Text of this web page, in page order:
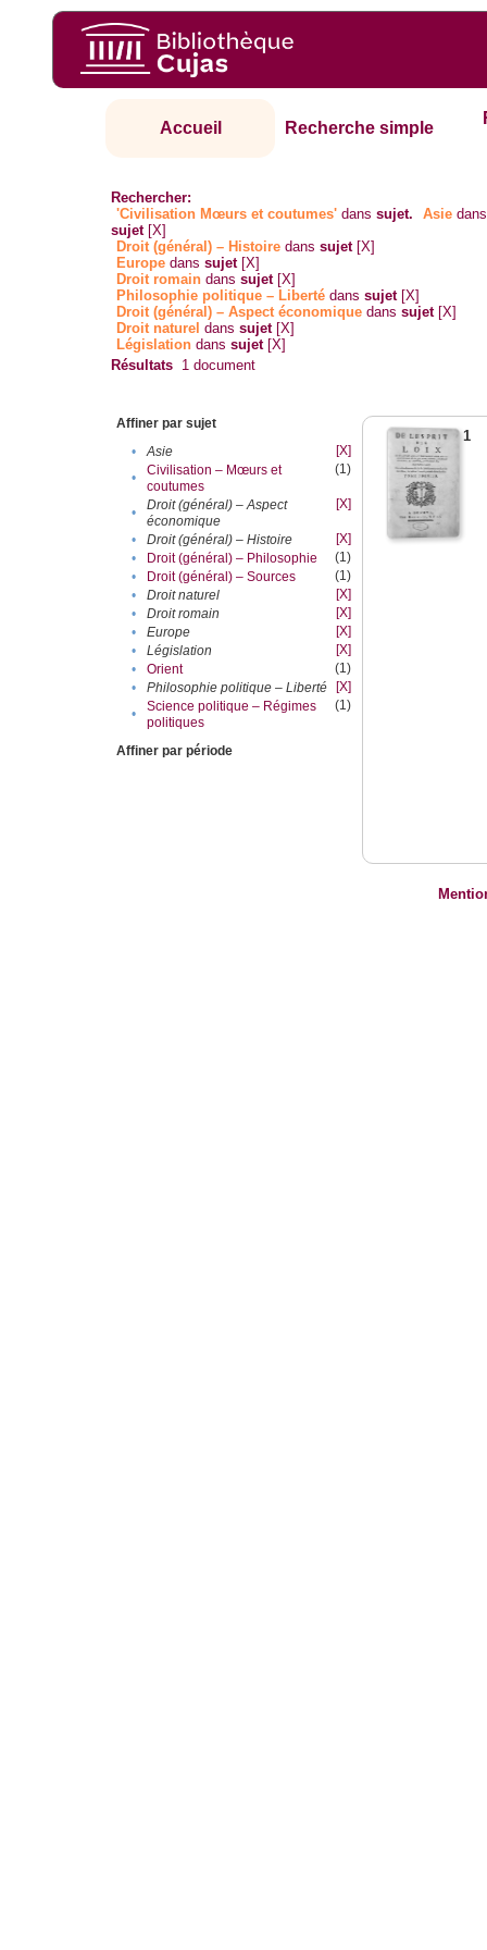
Accueil Recherche simple
Rechercher:
'Civilisation Mœurs et coutumes' danssujet. Asie dans
sujet [X]
Droit (général) – Histoire danssujet [X]
Europe danssujet [X]
Droit romain danssujet [X]
Philosophie politique – Liberté danssujet [X]
Droit (général) – Aspect économique danssujet [X]
Droit naturel danssujet [X]
Législation danssujet [X]
Résultats 1 document
Affiner par sujet
•
Asie
[X]
•
Civilisation – Mœurs et
coutumes
(1)
•
Droit (général) – Aspect
économique
[X]
• Droit (général) – Histoire
[X]
•
Droit (général) – Philosophie
(1)
•
Droit (général) – Sources
(1)
•
Droit naturel
[X]
•
Droit romain
[X]
•
Europe
[X]
•
Législation
[X]
•
Orient
(1)
•
Philosophie politique – Liberté
[X]
•
Science politique – Régimes
politiques
(1)
Affiner par période
1